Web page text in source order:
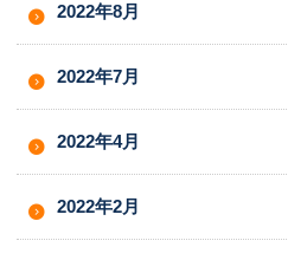
2022年8月
2022年7月
2022年4月
2022年2月